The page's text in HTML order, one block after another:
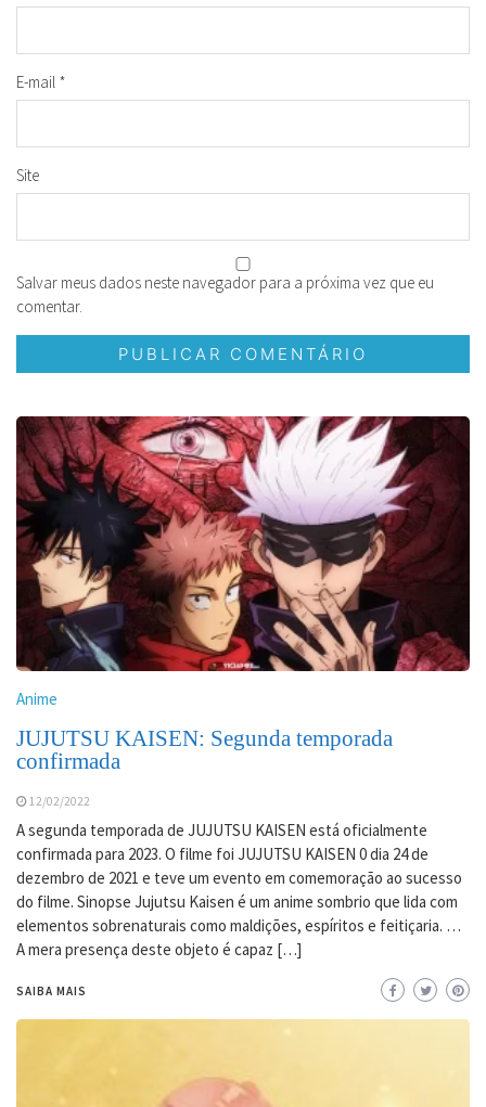
E-mail *
Site
Salvar meus dados neste navegador para a próxima vez que eu
comentar.
Anime
JUJUTSU KAISEN: Segunda temporada
confirmada
12/02/2022
A segunda temporada de JUJUTSU KAISEN está oficialmente
confirmada para 2023. O filme foi JUJUTSU KAISEN 0 dia 24 de
dezembro de 2021 e teve um evento em comemoração ao sucesso
do filme. Sinopse Jujutsu Kaisen é um anime sombrio que lida com
elementos sobrenaturais como maldições, espíritos e feitiçaria. …
A mera presença deste objeto é capaz […]
SAIBA MAIS